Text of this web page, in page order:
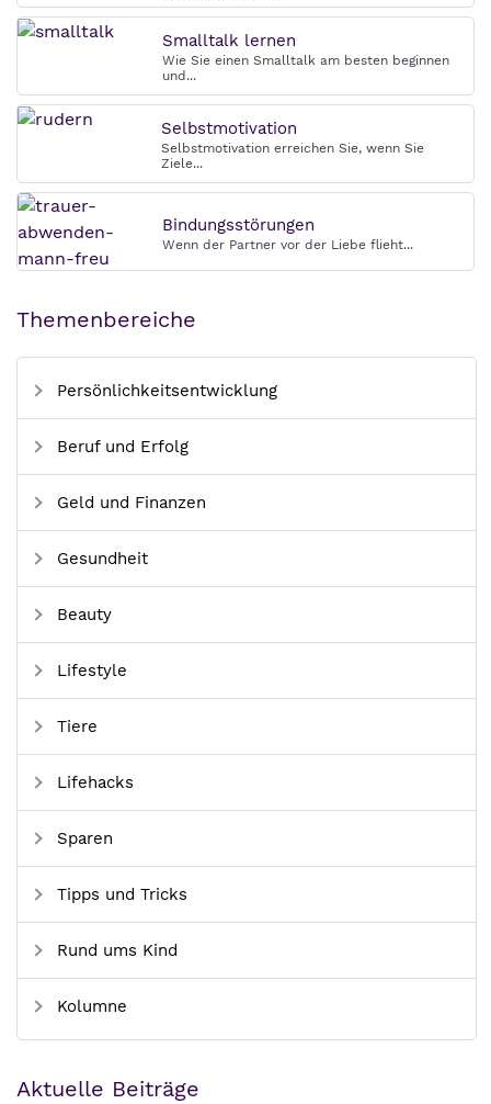
Smalltalk lernen
Wie Sie einen Smalltalk am besten beginnen
und...
Selbstmotivation
Selbstmotivation erreichen Sie, wenn Sie
Ziele...
Bindungsstörungen
Wenn der Partner vor der Liebe flieht...
Themenbereiche
Persönlichkeitsentwicklung
Beruf und Erfolg
Geld und Finanzen
Gesundheit
Beauty
Lifestyle
Tiere
Lifehacks
Sparen
Tipps und Tricks
Rund ums Kind
Kolumne
Aktuelle Beiträge